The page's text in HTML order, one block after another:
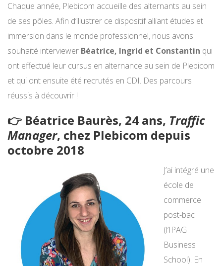
Chaque année, Plebicom accueille des alternants au sein
de ses pôles. Afin d’illustrer ce dispositif alliant études et
immersion dans le monde professionnel, nous avons
souhaité interviewer Béatrice, Ingrid et Constantin qui
ont effectué leur cursus en alternance au sein de Plebicom
et qui ont ensuite été recrutés en CDI. Des parcours
réussis à découvrir !
👉 Béatrice Baurès, 24 ans, Traffic
Manager, chez Plebicom depuis
octobre 2018
J’ai intégré une
école de
commerce
post-bac
(l’IPAG
Business
School). En